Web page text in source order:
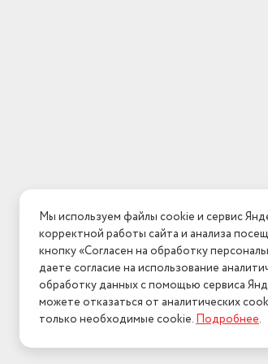
Мы используем файлы cookie и сервис
корректной работы сайта и анализа
кнопку «Согласен на обработку
даете согласие на использование
обработку данных с помощью сервиса
можете отказаться от аналитических
только необходимые cookie.Подробнее.